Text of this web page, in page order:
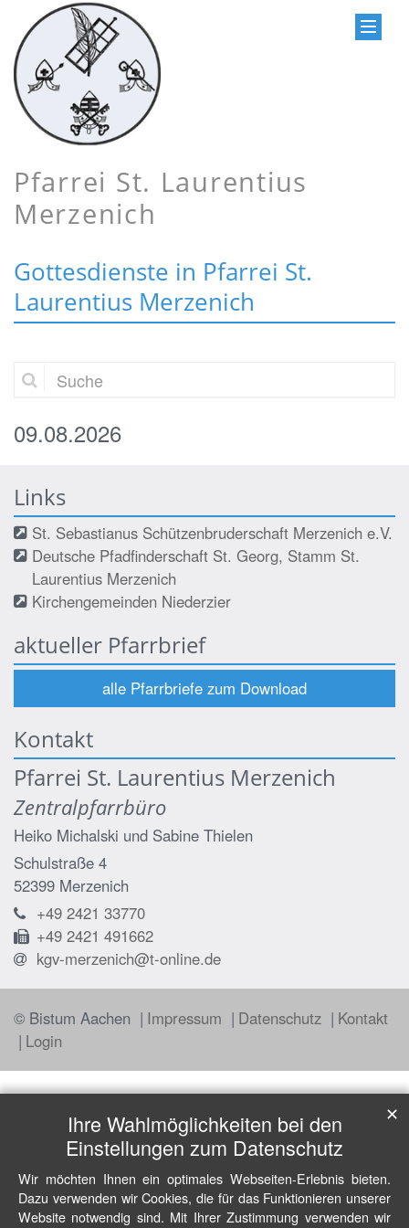
Pfarrei St. Laurentius
Merzenich
Gottesdienste in Pfarrei St.
Laurentius Merzenich
Suche
09.08.2026
Links
St. Sebastianus Schützenbruderschaft Merzenich e.V.
Deutsche Pfadfinderschaft St. Georg, Stamm St.
Laurentius Merzenich
Kirchengemeinden Niederzier
aktueller Pfarrbrief
alle Pfarrbriefe zum Download
Kontakt
Pfarrei St. Laurentius Merzenich
Zentralpfarrbüro
Heiko Michalski und Sabine Thielen
Schulstraße 4
52399 Merzenich
+49 2421 33770
+49 2421 491662
kgv-merzenich@t-online.de
© Bistum Aachen Impressum Datenschutz
Kontakt
Login
Ihre Wahlmöglichkeiten bei den
Einstellungen zum Datenschutz
Wir möchten Ihnen ein optimales Webseiten-Erlebnis bieten.
Dazu verwenden wir Cookies, die für das Funktionieren unserer
Website notwendig sind. Mit Ihrer Zustimmung verwenden wir
✕